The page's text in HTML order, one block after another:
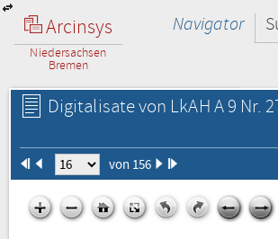
Arcinsys
Niedersachsen
Bremen
Navigator
Digitalisate von LkAH A 9 Nr.
von 156